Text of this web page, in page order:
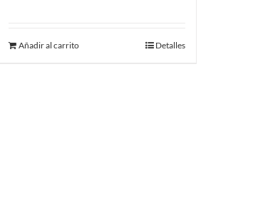
era:
Añadir al carrito Detalles